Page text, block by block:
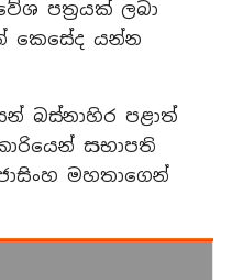
පත්‍රයක් ලබා
කෙසේද යන්න
බස්නාහිර පළාත්
සභාපති
මහතාගෙන්